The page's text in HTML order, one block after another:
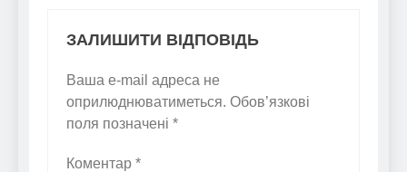
ЗАЛИШИТИ ВІДПОВІДЬ
Ваша e-mail адреса не
оприлюднюватиметься. Обов’язкові
поля позначені *
Коментар *